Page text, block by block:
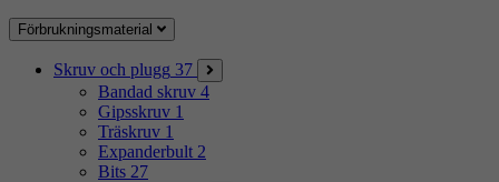
Förbrukningsmaterial
Skruv och plugg 37
Bandad skruv 4
Gipsskruv 1
Träskruv 1
Expanderbult 2
Bits 27